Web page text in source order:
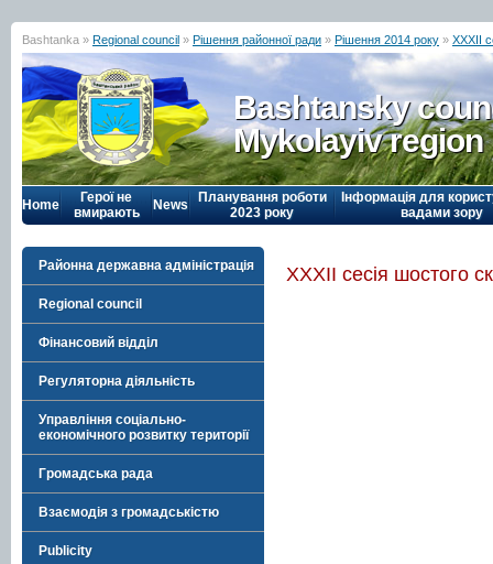
Bashtanka » Regional council » Рішення районної ради » Рішення 2014 року » ХХХІІ
Bashtansky
Mykolayiv region
Home
Герої не
вмирають
News
Планування роботи
2023 року
Інформація для
вадами зору
Районна державна адміністрація
Regional council
Фінансовий відділ
Регуляторна діяльність
Управління соціально-
економічного розвитку території
Громадська рада
Взаємодія з громадськістю
Publicity
ХХХІІ сесія шостого